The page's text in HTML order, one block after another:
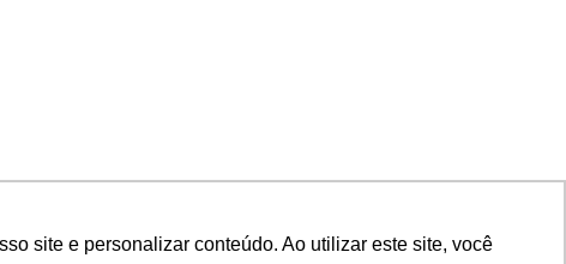
site e personalizar conteúdo. Ao utilizar este site, você